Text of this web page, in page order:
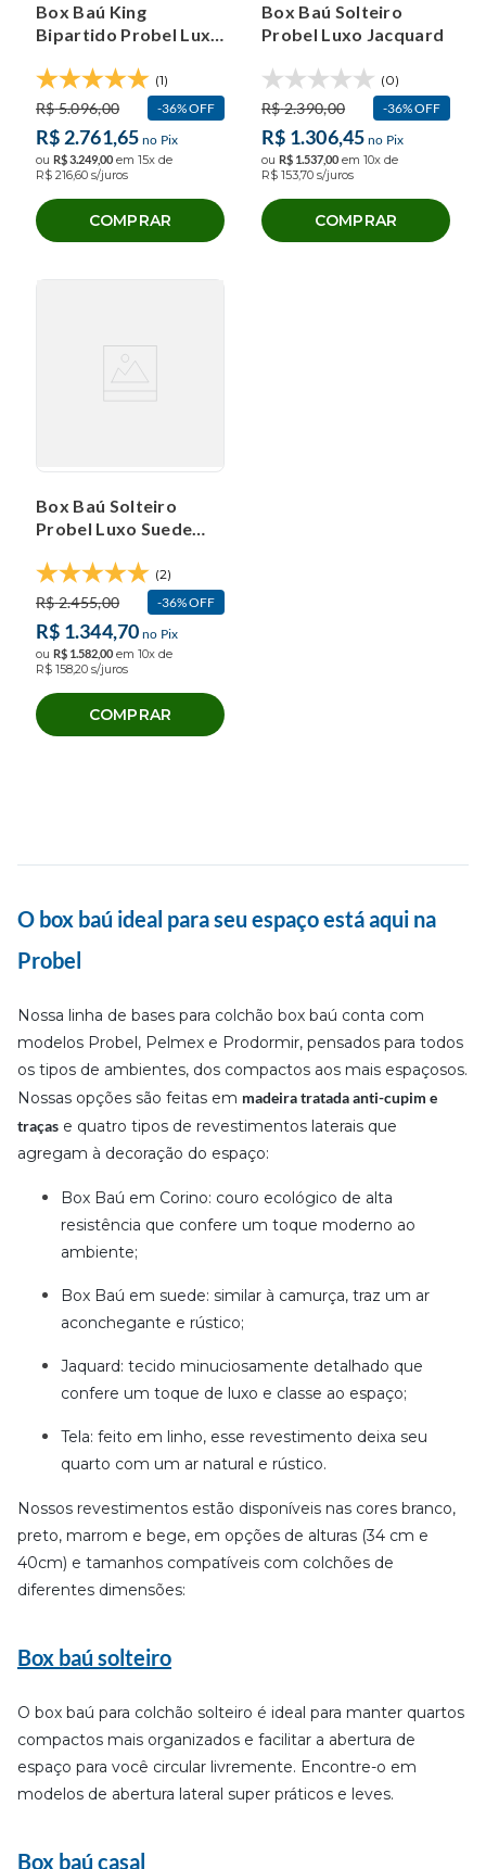
Box Baú King
Bipartido Probel Luxo
(1)
R$5.096,00 36%OFF
R$2.761,65 no Pix
ou R$3.24900 em 15x de
R$ 216,60 s/juros
COMPRAR
Box Baú Solteiro
Probel Luxo Jacquard
(0)
R$2.390,00 36%OFF
R$ 1.306,45 no Pix
ou R$ 1.53700 em 10x de
R$ 153,70 s/juros
COMPRAR
Box Baú Solteiro
Probel Luxo Suede
(2)
R$2.455,00 36%OFF
R$ 1.344,70 no Pix
ou R$ 1.58200 em 10x de
R$ 158,20 s/juros
COMPRAR
O box baú ideal para seu espaço está aqui na
Probel
Nossa linha de bases para colchão box baú conta com
modelos Probel, Pelmex e Prodormir, pensados para todos
os tipos de ambientes, dos compactos aos mais espaçosos.
Nossas opções são feitas em madeira tratada anti-cupim e
traças e quatro tipos de revestimentos laterais que
agregam à decoração do espaço:
Box Baú em Corino: couro ecológico de alta
resistência que confere um toque moderno ao
ambiente;
Box Baú em suede: similar à camurça, traz um ar
aconchegante e rústico;
Jaquard: tecido minuciosamente detalhado que
confere um toque de luxo e classe ao espaço;
Tela: feito em linho, esse revestimento deixa seu
quarto com um ar natural e rústico.
Nossos revestimentos estão disponíveis nas cores branco,
preto, marrom e bege, em opções de alturas (34 cm e
40cm) e tamanhos compatíveis com colchões de
diferentes dimensões:
Box baú solteiro
O box baú para colchão solteiro é ideal para manter quartos
compactos mais organizados e facilitar a abertura de
espaço para você circular livremente. Encontre-o em
modelos de abertura lateral super práticos e leves.
Box baú casal